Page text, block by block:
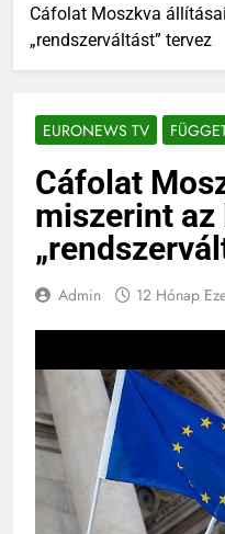
Cáfolat Moszkva
„rendszerváltást” tervez
EURONEWS TV
Cáfolat
miszerint az
Admin 12 Hónap